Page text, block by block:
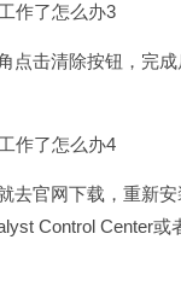
点击清除按钮，完
去官网下载，重新
Control Center或